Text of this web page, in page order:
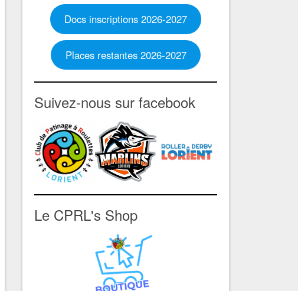
Docs inscriptions 2026-2027
Places restantes 2026-2027
Suivez-nous sur facebook
Le CPRL's Shop